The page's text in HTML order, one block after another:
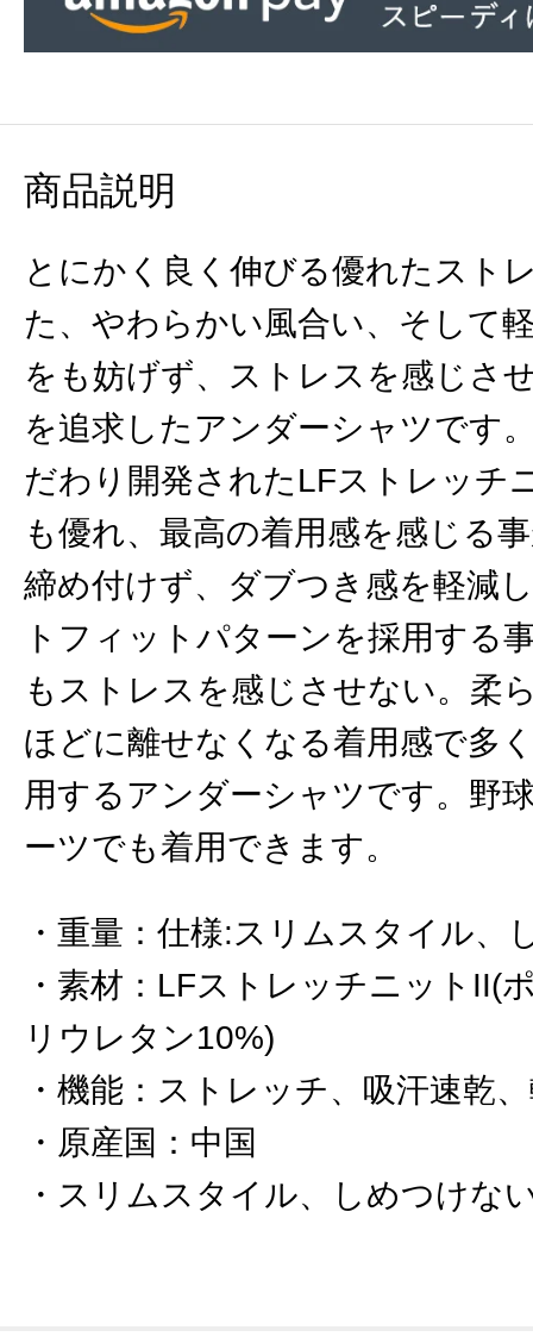
商品説明
とにかく良く伸びる優れたスト
た、やわらかい風合い、そして
をも妨げず、ストレスを感じさ
を追求したアンダーシャツです
だわり開発されたLFストレッチ
も優れ、最高の着用感を感じる
締め付けず、ダブつき感を軽減
トフィットパターンを採用する
もストレスを感じさせない。柔
ほどに離せなくなる着用感で多
用するアンダーシャツです。野
ーツでも着用できます。
重量 ： 仕様:スリムスタイル、
素材 ： LFストレッチニットII(
リウレタン10%)
機能 ： ストレッチ、吸汗速乾
原産国 ： 中国
スリムスタイル、しめつけな